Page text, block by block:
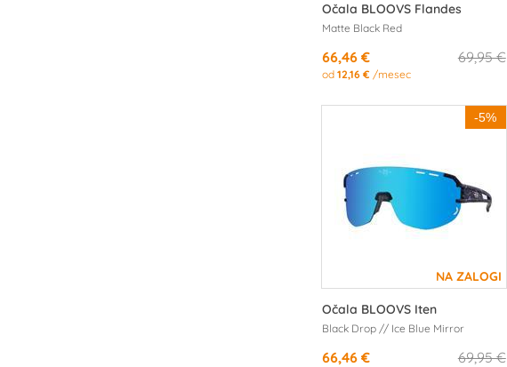
Očala BLOOVS Flandes
Matte Black Red
69,95 €
66,46 €
od12,16 € /mesec
-5%
Očala BLOOVS Iten
Black Drop // Ice Blue Mirror
69,95 €
66,46 €